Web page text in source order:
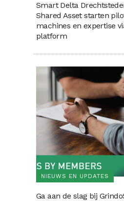
Smart Delta
Shared Asset starten
machines en expertise
platform
NIEUWS EN UPDATES
Ga aan de slag bij